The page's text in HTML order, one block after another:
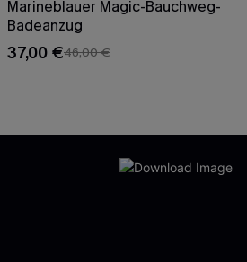
Marineblauer Magic-Bauchweg-
Badeanzug
37,00 €46,00 €